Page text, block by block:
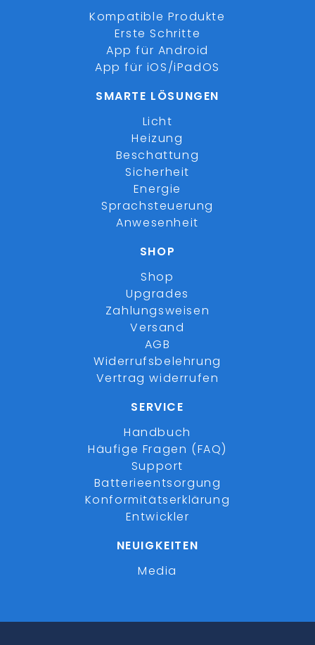
Kompatible Produkte
Erste Schritte
App für Android
App für iOS/iPadOS
SMARTE LÖSUNGEN
Licht
Heizung
Beschattung
Sicherheit
Energie
Sprachsteuerung
Anwesenheit
SHOP
Shop
Upgrades
Zahlungsweisen
Versand
AGB
Widerrufsbelehrung
Vertrag widerrufen
SERVICE
Handbuch
Häufige Fragen (FAQ)
Support
Batterieentsorgung
Konformitätserklärung
Entwickler
NEUIGKEITEN
Media